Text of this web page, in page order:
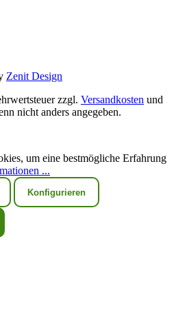
Zenit Design
zzgl. Versandkosten und
nicht anders angegeben.
um eine bestmögliche Erfahrung
...
Konfigurieren